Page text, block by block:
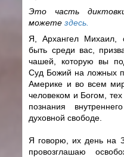
Это часть
можетездесь.
Я, Архангел Михаил,
быть среди вас,
чашей, которую вы
Суд Божий на ложных
Америке и во всем
человеком и Богом,
познания
духовной свободе.
Я говорю, их день на
провозглашаю